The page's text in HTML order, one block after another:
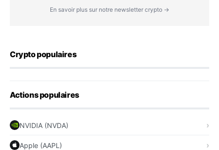
En savoir plus sur notre newsletter crypto →
Crypto populaires
Actions populaires
NVIDIA (NVDA)
Apple (AAPL)